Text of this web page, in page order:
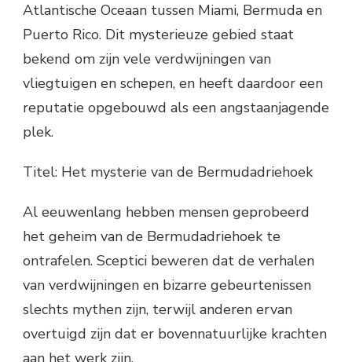
Atlantische Oceaan tussen Miami, Bermuda en
Puerto Rico. Dit mysterieuze gebied staat
bekend om zijn vele verdwijningen van
vliegtuigen en schepen, en heeft daardoor een
reputatie opgebouwd als een angstaanjagende
plek.
Titel: Het mysterie van de Bermudadriehoek
Al eeuwenlang hebben mensen geprobeerd
het geheim van de Bermudadriehoek te
ontrafelen. Sceptici beweren dat de verhalen
van verdwijningen en bizarre gebeurtenissen
slechts mythen zijn, terwijl anderen ervan
overtuigd zijn dat er bovennatuurlijke krachten
aan het werk zijn.